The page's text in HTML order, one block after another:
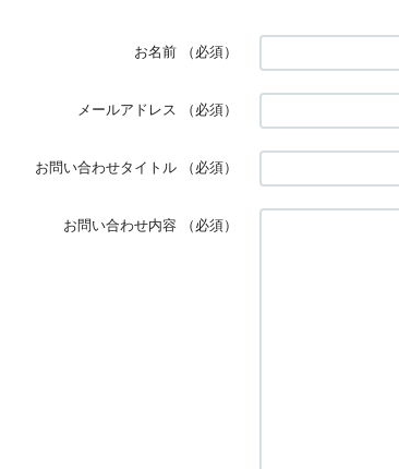
お名前 （必須）
メールアドレス （必須）
お問い合わせタイトル （必須）
お問い合わせ内容 （必須）